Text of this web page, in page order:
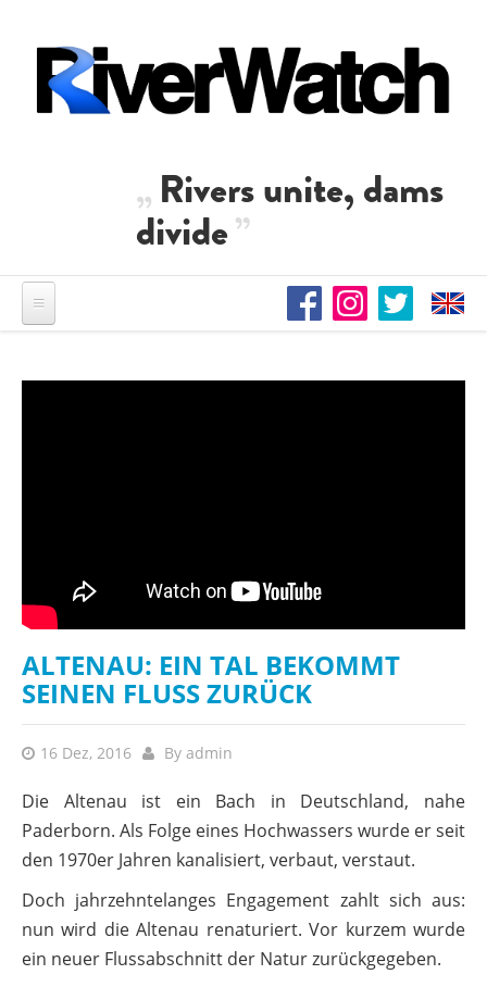
Rivers unite, dams
divide
ALTENAU: EIN TAL BEKOMMT
SEINEN FLUSS ZURÜCK
16 Dez, 2016 By admin
Die Altenau ist ein Bach in Deutschland, nahe
Paderborn. Als Folge eines Hochwassers wurde er seit
den 1970er Jahren kanalisiert, verbaut, verstaut.
Doch jahrzehntelanges Engagement zahlt sich aus:
nun wird die Altenau renaturiert. Vor kurzem wurde
ein neuer Flussabschnitt der Natur zurückgegeben.